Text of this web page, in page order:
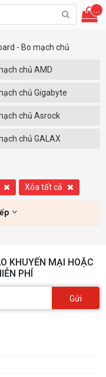
...
- Bo mạch chủ
chủ AMD
chủ Gigabyte
chủ Asrock
chủ GALAX
Xóa tất cả
KHUYẾN MẠI HOẶC
PHÍ
Gửi